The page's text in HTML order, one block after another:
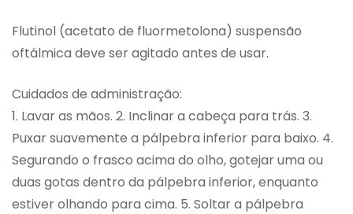
Flutinol (acetato de fluormetolona) suspensão
oftálmica deve ser agitado antes de usar.
Cuidados de administração:
1. Lavar as mãos. 2. Inclinar a cabeça para trás. 3.
Puxar suavemente a pálpebra inferior para baixo. 4.
Segurando o frasco acima do olho, gotejar uma ou
duas gotas dentro da pálpebra inferior, enquanto
estiver olhando para cima. 5. Soltar a pálpebra